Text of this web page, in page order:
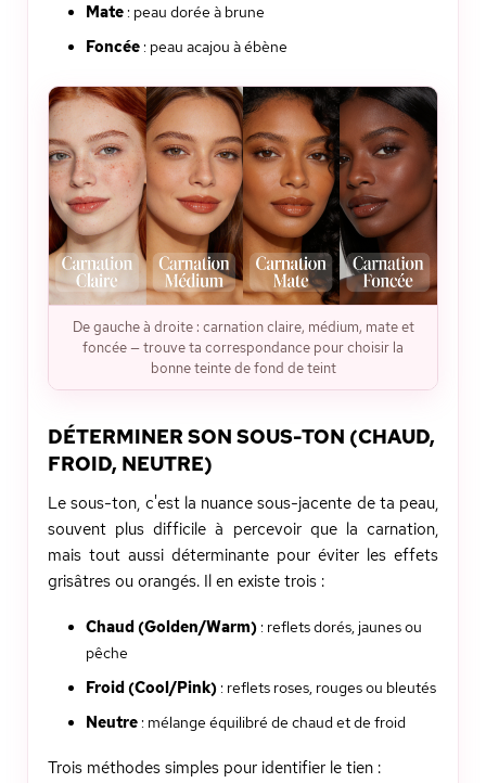
Mate : peau dorée à brune
Foncée : peau acajou à ébène
De gauche à droite : carnation claire, médium, mate et
foncée — trouve ta correspondance pour choisir la
bonne teinte de fond de teint
DÉTERMINER SON SOUS-TON (CHAUD,
FROID, NEUTRE)
Le sous-ton, c'est la nuance sous-jacente de ta peau,
souvent plus difficile à percevoir que la carnation,
mais tout aussi déterminante pour éviter les effets
grisâtres ou orangés. Il en existe trois :
Chaud (Golden/Warm) : reflets dorés, jaunes ou
pêche
Froid (Cool/Pink) : reflets roses, rouges ou bleutés
Neutre : mélange équilibré de chaud et de froid
Trois méthodes simples pour identifier le tien :